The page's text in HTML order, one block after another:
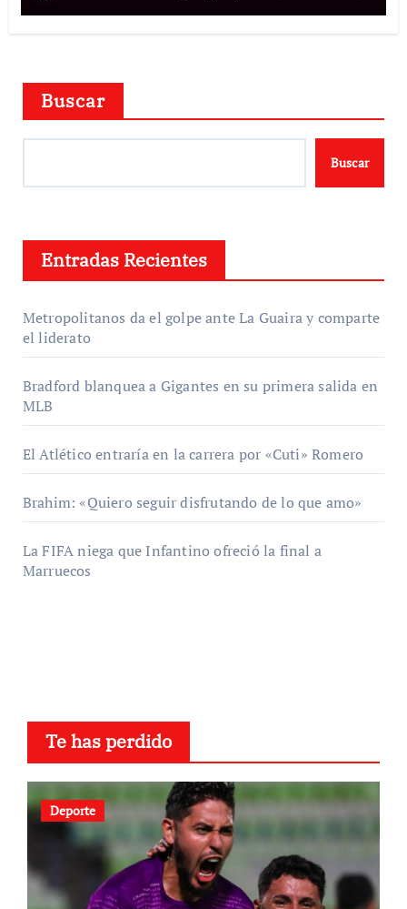
Buscar
Buscar
Entradas Recientes
Metropolitanos da el golpe ante La Guaira y comparte
el liderato
Bradford blanquea a Gigantes en su primera salida en
MLB
El Atlético entraría en la carrera por «Cuti» Romero
Brahim: «Quiero seguir disfrutando de lo que amo»
La FIFA niega que Infantino ofreció la final a
Marruecos
Te has perdido
Deporte